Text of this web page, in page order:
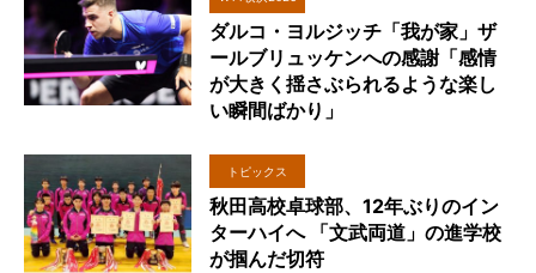
ダルコ・ヨルジッチ「我が家」ザ
ールブリュッケンへの感謝「感情
が大きく揺さぶられるような楽し
い瞬間ばかり」
トピックス
秋田高校卓球部、12年ぶりのイン
ターハイへ 「文武両道」の進学校
が掴んだ切符